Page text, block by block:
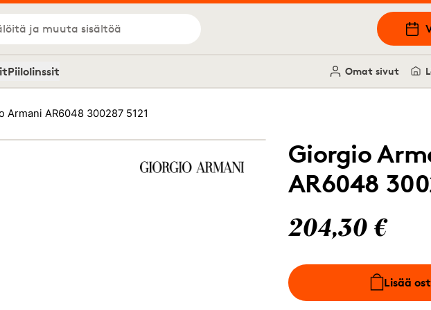
ja muuta sisältöä
Piilolinssit Omat sivut
Armani AR6048 300287 5121
Giorgio
AR6048
204,30 €
Lisää